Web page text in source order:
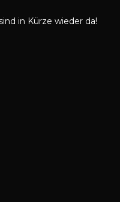
in Kürze wieder da!